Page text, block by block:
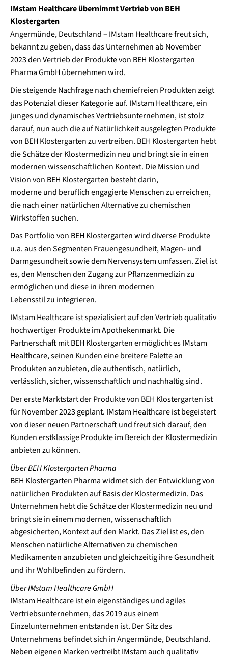
IMstam Healthcare übernimmt Vertrieb von BEH
Klostergarten
Angermünde, Deutschland – IMstam Healthcare freut sich,
bekannt zu geben, dass das Unternehmen ab November
2023 den Vertrieb der Produkte von BEH Klostergarten
Pharma GmbH übernehmen wird.
Die steigende Nachfrage nach chemiefreien Produkten zeigt
das Potenzial dieser Kategorie auf. IMstam Healthcare, ein
junges und dynamisches Vertriebsunternehmen, ist stolz
darauf, nun auch die auf Natürlichkeit ausgelegten Produkte
von BEH Klostergarten zu vertreiben. BEH Klostergarten hebt
die Schätze der Klostermedizin neu und bringt sie in einen
modernen wissenschaftlichen Kontext. Die Mission und
Vision von BEH Klostergarten besteht darin,
moderne und beruflich engagierte Menschen zu erreichen,
die nach einer natürlichen Alternative zu chemischen
Wirkstoffen suchen.
Das Portfolio von BEH Klostergarten wird diverse Produkte
u.a. aus den Segmenten Frauengesundheit, Magen- und
Darmgesundheit sowie dem Nervensystem umfassen. Ziel ist
es, den Menschen den Zugang zur Pflanzenmedizin zu
ermöglichen und diese in ihren modernen
Lebensstil zu integrieren.
IMstam Healthcare ist spezialisiert auf den Vertrieb qualitativ
hochwertiger Produkte im Apothekenmarkt. Die
Partnerschaft mit BEH Klostergarten ermöglicht es IMstam
Healthcare, seinen Kunden eine breitere Palette an
Produkten anzubieten, die authentisch, natürlich,
verlässlich, sicher, wissenschaftlich und nachhaltig sind.
Der erste Marktstart der Produkte von BEH Klostergarten ist
für November 2023 geplant. IMstam Healthcare ist begeistert
von dieser neuen Partnerschaft und freut sich darauf, den
Kunden erstklassige Produkte im Bereich der Klostermedizin
anbieten zu können.
Über BEH Klostergarten Pharma
BEH Klostergarten Pharma widmet sich der Entwicklung von
natürlichen Produkten auf Basis der Klostermedizin. Das
Unternehmen hebt die Schätze der Klostermedizin neu und
bringt sie in einem modernen, wissenschaftlich
abgesicherten, Kontext auf den Markt. Das Ziel ist es, den
Menschen natürliche Alternativen zu chemischen
Medikamenten anzubieten und gleichzeitig ihre Gesundheit
und ihr Wohlbefinden zu fördern.
Über IMstam Healthcare GmbH
IMstam Healthcare ist ein eigenständiges und agiles
Vertriebsunternehmen, das 2019 aus einem
Einzelunternehmen entstanden ist. Der Sitz des
Unternehmens befindet sich in Angermünde, Deutschland.
Neben eigenen Marken vertreibt IMstam auch qualitativ